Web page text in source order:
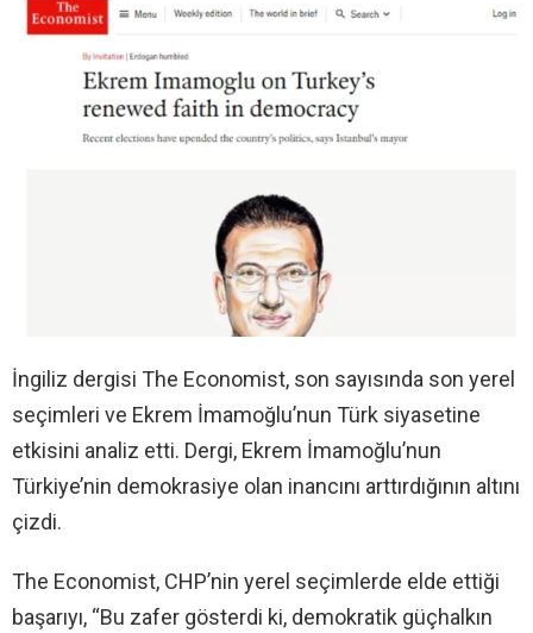
İngiliz dergisi The Economist, son sayısında son yerel
seçimleri ve Ekrem İmamoğlu’nun Türk siyasetine
etkisini analiz etti. Dergi, Ekrem İmamoğlu’nun
Türkiye’nin demokrasiye olan inancını arttırdığının altını
çizdi.
The Economist, CHP’nin yerel seçimlerde elde ettiği
başarıyı, “Bu zafer gösterdi ki, demokratik güçhalkın